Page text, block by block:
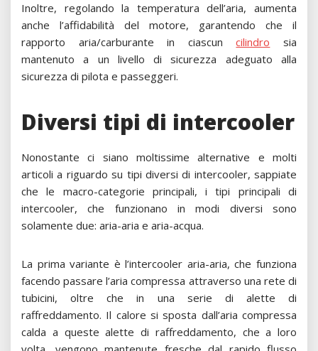
Inoltre, regolando la temperatura dell’aria, aumenta
anche l’affidabilità del motore, garantendo che il
rapporto aria/carburante in ciascuncilindro sia
mantenuto a un livello di sicurezza adeguato alla
sicurezza di pilota e passeggeri.
Diversi tipi di intercooler
Nonostante ci siano moltissime alternative e molti
articoli a riguardo su tipi diversi di intercooler, sappiate
che le macro-categorie principali, i tipi principali di
intercooler, che funzionano in modi diversi sono
solamente due: aria-aria e aria-acqua.
La prima variante è l’intercooler aria-aria, che funziona
facendo passare l’aria compressa attraverso una rete di
tubicini, oltre che in una serie di alette di
raffreddamento. Il calore si sposta dall’aria compressa
calda a queste alette di raffreddamento, che a loro